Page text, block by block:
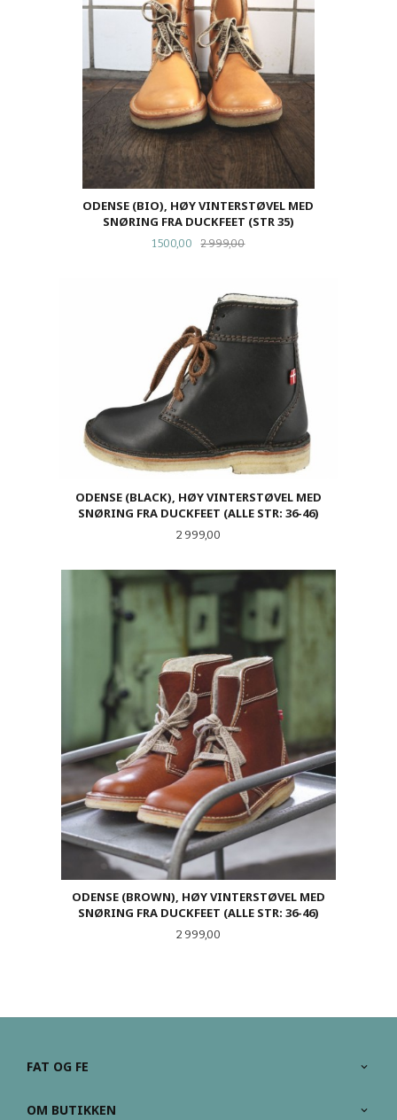
ODENSE (BIO), HØY VINTERSTØVEL MED
SNØRING FRA DUCKFEET (STR 35)
Tilbud
1 500,00 2 999,00Rabatt
ODENSE (BLACK), HØY VINTERSTØVEL MED
SNØRING FRA DUCKFEET (ALLE STR: 36-46)
Pris
2 999,00
ODENSE (BROWN), HØY VINTERSTØVEL MED
SNØRING FRA DUCKFEET (ALLE STR: 36-46)
Pris
2 999,00
FAT OG FE
OM BUTIKKEN